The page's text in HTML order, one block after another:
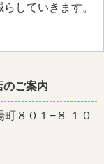
していきます。
のご案内
８０１−８ １０